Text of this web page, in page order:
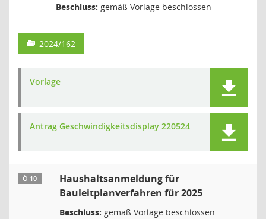
Beschluss: gemäß Vorlage beschlossen
2024/162
Vorlage
Antrag Geschwindigkeitsdisplay 220524
Ö 10
Haushaltsanmeldung für
Bauleitplanverfahren für 2025
Beschluss: gemäß Vorlage beschlossen